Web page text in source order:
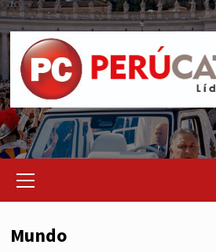
Menu
Mundo